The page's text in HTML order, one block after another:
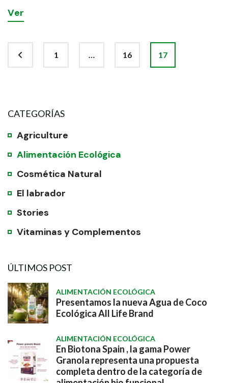
Ver
1 16 17
CATEGORÍAS
Agriculture
Alimentación Ecológica
Cosmética Natural
El labrador
Stories
Vitaminas y Complementos
ÚLTIMOS POST
ALIMENTACIÓN ECOLÓGICA
Presentamos la nueva Agua de Coco
Ecológica All Life Brand
ALIMENTACIÓN ECOLÓGICA
En Biotona Spain , la gama Power
Granola representa una propuesta
completa dentro de la categoría de